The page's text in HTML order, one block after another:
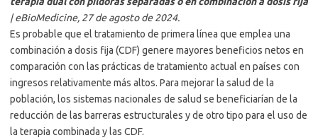
| eBioMedicine, 27 de agosto de 2024.
Es probable que el tratamiento de primera línea que emplea una
combinación a dosis fija (CDF) genere mayores beneficios netos en
comparación con las prácticas de tratamiento actual en países con
ingresos relativamente más altos. Para mejorar la salud de la
población, los sistemas nacionales de salud se beneficiarían de la
reducción de las barreras estructurales y de otro tipo para el uso de
la terapia combinada y las CDF.